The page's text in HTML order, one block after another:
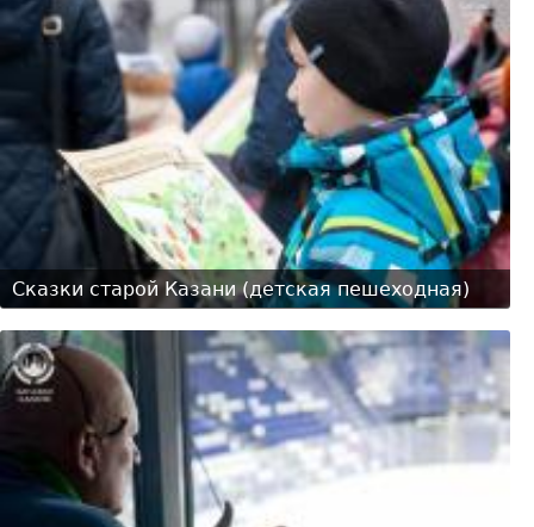
Сказки старой Казани (детская пешеходная)